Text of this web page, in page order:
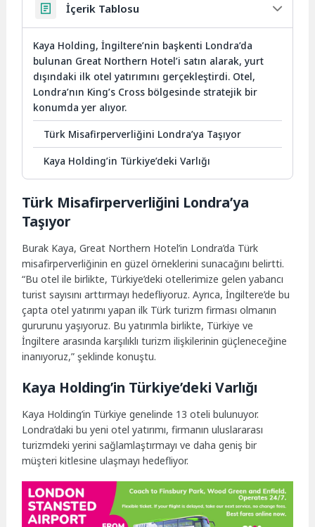
İçerik Tablosu
Kaya Holding, İngiltere’nin başkenti Londra’da
bulunan Great Northern Hotel’i satın alarak, yurt
dışındaki ilk otel yatırımını gerçekleştirdi. Otel,
Londra’nın King’s Cross bölgesinde stratejik bir
konumda yer alıyor.
Türk Misafirperverliğini Londra’ya Taşıyor
Kaya Holding’in Türkiye’deki Varlığı
Türk Misafirperverliğini Londra’ya
Taşıyor
Burak Kaya, Great Northern Hotel’in Londra’da Türk
misafirperverliğinin en güzel örneklerini sunacağını belirtti.
“Bu otel ile birlikte, Türkiye’deki otellerimize gelen yabancı
turist sayısını arttırmayı hedefliyoruz. Ayrıca, İngiltere’de bu
çapta otel yatırımı yapan ilk Türk turizm firması olmanın
gururunu yaşıyoruz. Bu yatırımla birlikte, Türkiye ve
İngiltere arasında karşılıklı turizm ilişkilerinin güçleneceğine
inanıyoruz,” şeklinde konuştu.
Kaya Holding’in Türkiye’deki Varlığı
Kaya Holding’in Türkiye genelinde 13 oteli bulunuyor.
Londra’daki bu yeni otel yatırımı, firmanın uluslararası
turizmdeki yerini sağlamlaştırmayı ve daha geniş bir
müşteri kitlesine ulaşmayı hedefliyor.